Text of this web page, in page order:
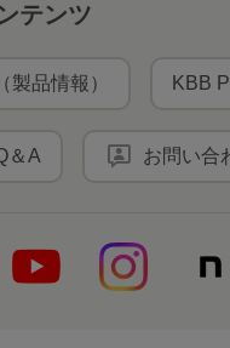
テンツ
製品情報） KBB
＆A お問い合